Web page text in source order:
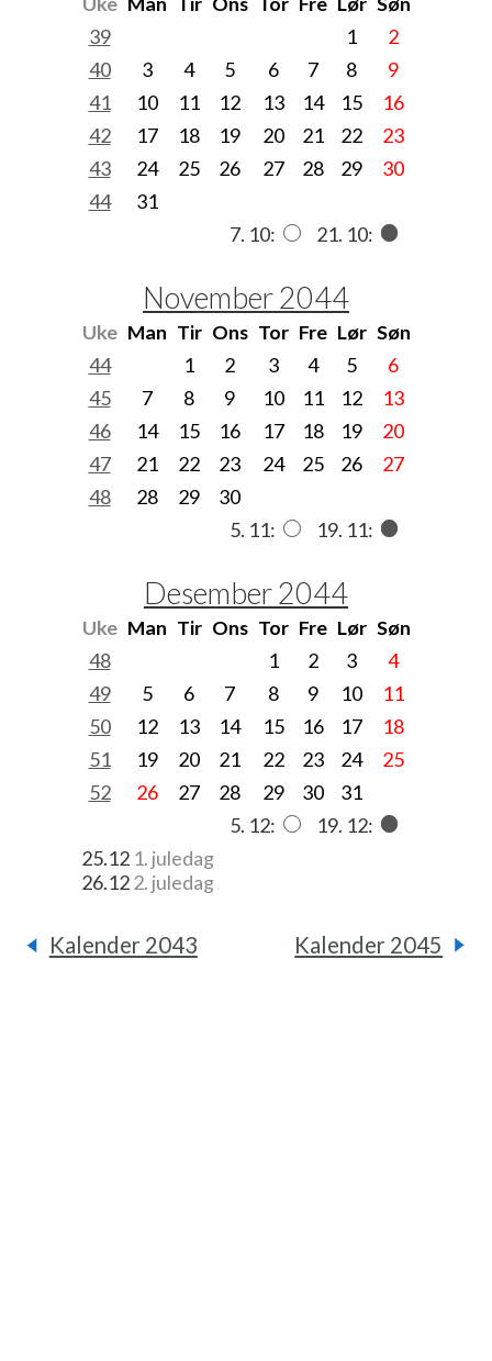
39
1
2
40
3 4 5 6 7 8
9
41
10 11 12 13 14 15
16
42
17 18 19 20 21 22
23
43
24 25 26 27 28 29
30
44
31
7. 10:
21. 10:
November 2044
Uke Man Tir Ons Tor Fre Lør Søn
44
1 2 3 4 5
6
45
7 8 9 10 11 12
13
46
14 15 16 17 18 19
20
47
21 22 23 24 25 26
27
48
28 29
30
5. 11:
19. 11:
Desember 2044
Uke Man Tir Ons Tor Fre Lør Søn
48
1 2 3
4
49
5 6 7 8 9 10
11
50
12 13 14 15 16 17
18
51
19 20 21 22 23 24
25
52
26 27 28 29 30
31
5. 12:
19. 12:
25.12 1. juledag
26.12 2. juledag
Kalender 2043 Kalender 2045